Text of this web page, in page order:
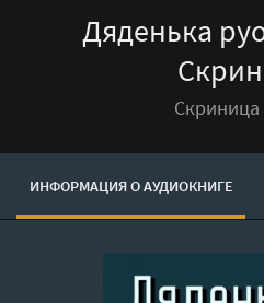
Дяденька
Скриница
ИНФОРМАЦИЯ О АУДИОКНИГЕ